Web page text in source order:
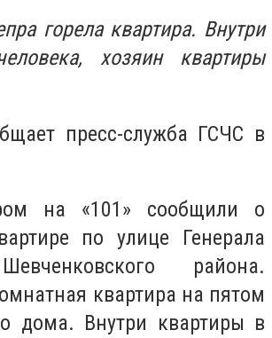
горела квартира. Внутри
хозяин квартиры
пресс-служба ГСЧС в
на «101» сообщили о
по улице Генерала
района.
квартира на пятом
дома. Внутри квартиры в